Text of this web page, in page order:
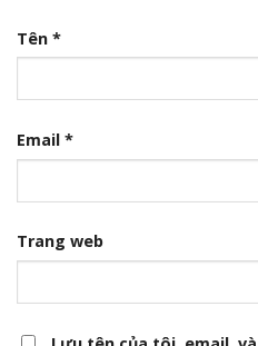
Tên *
Email *
Trang web